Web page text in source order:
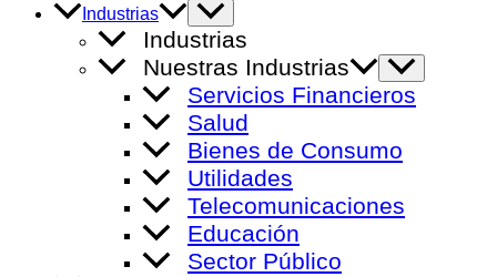
Industrias
Alternar
menú
Industrias
Nuestras Industrias
Alternar
menú
Servicios Financieros
Salud
Bienes de Consumo
Utilidades
Telecomunicaciones
Educación
Sector Público